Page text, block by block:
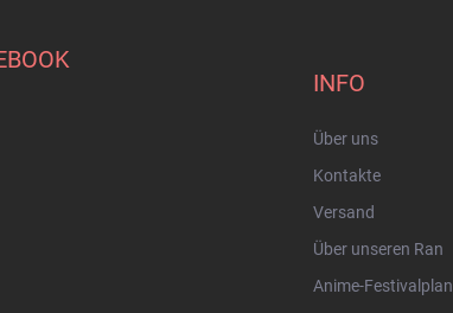
INFO
Über uns
Kontakte
Versand
Über unseren Ran
Anime-Festivalplan